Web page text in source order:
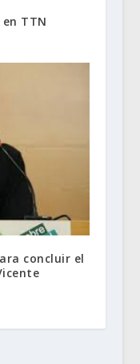
TTN
concluir el